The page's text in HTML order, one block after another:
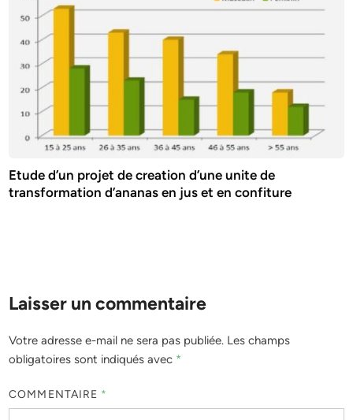
Etude d’un projet de creation d’une unite de
transformation d’ananas en jus et en confiture
Laisser un commentaire
Votre adresse e-mail ne sera pas publiée. Les champs
obligatoires sont indiqués avec *
COMMENTAIRE *